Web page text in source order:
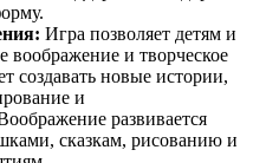
Игра позволяет детям и
воображение и творческое
создавать новые истории,
и
развивается
сказкам, рисованию и